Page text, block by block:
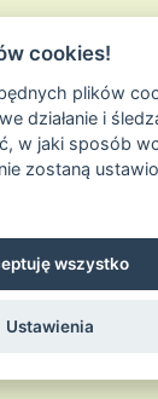
cookies!
plików
działanie i
w jaki sposób
zostaną
wszystko
Ustawienia